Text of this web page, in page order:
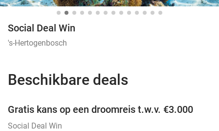
Social Deal Win
's-Hertogenbosch
Beschikbare deals
Gratis kans op een droomreis t.w.v. €3.000
Social Deal Win